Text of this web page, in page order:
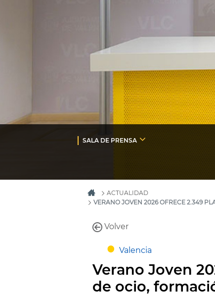
SALA DE PRENSA
ACTUALIDAD
VERANO JOVEN 2026 OFRECE 2.349
Volver
Valencia
Verano Joven
de ocio,